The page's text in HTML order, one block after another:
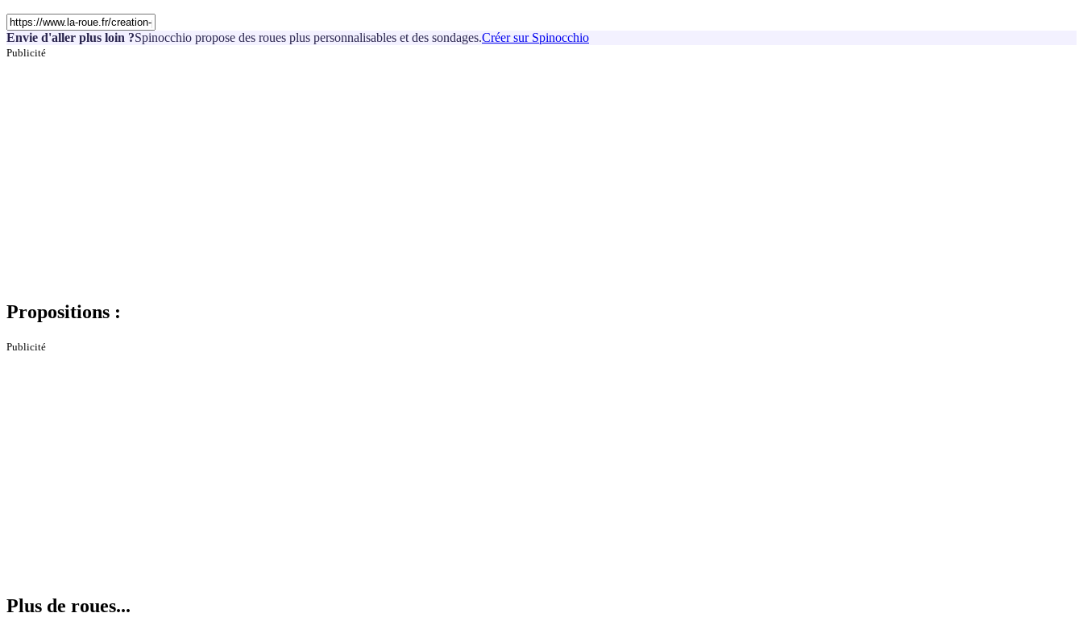
Envie d'aller plus loin ?Spinocchio propose des roues plus personnalisables et des sondages.Créer sur Spinocchio
Publicité
Propositions :
Publicité
Plus de roues...